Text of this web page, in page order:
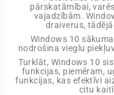
pārskatāmībai,
vajadzībām.
draiverus,
Windows 10
nodrošina vieglu
Turklāt, Windows 10
funkcijas, piemēram,
funkcijas, kas efektīvi
citu